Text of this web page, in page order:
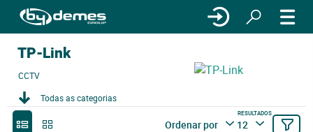
TP-Link
CCTV
Todas as categorias
Ordenar por
RESULTADOS
12